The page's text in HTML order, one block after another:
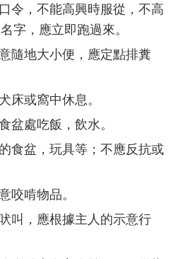
令，不能高興時服從，不高
字，應立即跑過來。
隨地大小便，應定點排糞
床或窩中休息。
盆處吃飯，飲水。
食盆，玩具等；不應反抗或
咬啃物品。
叫，應根據主人的示意行